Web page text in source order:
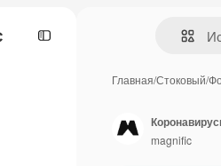
Главная/Стоковый/
magnific